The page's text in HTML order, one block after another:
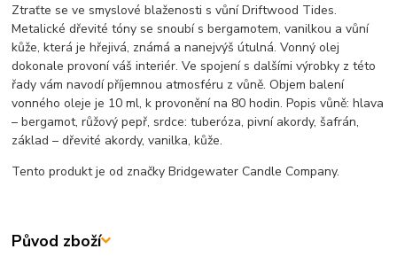
Ztraťte se ve smyslové blaženosti s vůní Driftwood Tides.
Metalické dřevité tóny se snoubí s bergamotem, vanilkou a vůní
kůže, která je hřejivá, známá a nanejvýš útulná. Vonný olej
dokonale provoní váš interiér. Ve spojení s dalšími výrobky z této
řady vám navodí příjemnou atmosféru z vůně. Objem balení
vonného oleje je 10 ml, k provonění na 80 hodin. Popis vůně: hlava
– bergamot, růžový pepř, srdce: tuberóza, pivní akordy, šafrán,
základ – dřevité akordy, vanilka, kůže.
Tento produkt je od značky Bridgewater Candle Company.
Původ zboží